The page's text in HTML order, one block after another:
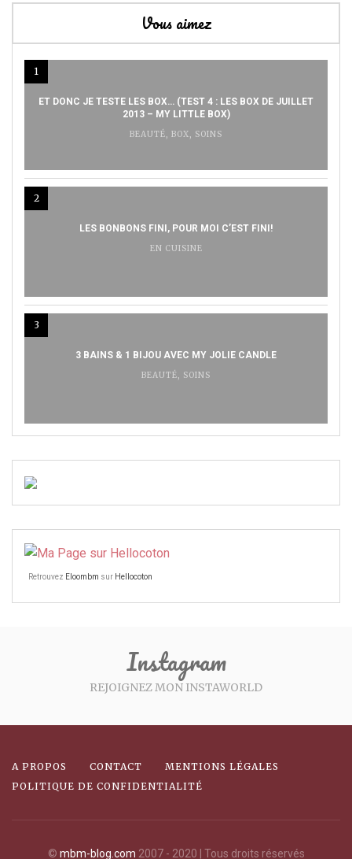
Vous aimez
1
ET DONC JE TESTE LES BOX… (TEST 4 : LES BOX DE JUILLET
2013 – MY LITTLE BOX)
BEAUTÉ BOX SOINS
2
LES BONBONS FINI, POUR MOI C’EST FINI!
EN CUISINE
3
3 BAINS & 1 BIJOU AVEC MY JOLIE CANDLE
BEAUTÉ SOINS
Retrouvez Eloombm sur Hellocoton
Instagram
REJOIGNEZ MON INSTAWORLD
A PROPOS CONTACT
MENTIONS LÉGALES
POLITIQUE DE CONFIDENTIALITÉ
© mbm-blog.com 2007 - 2020 | Tous droits réservés